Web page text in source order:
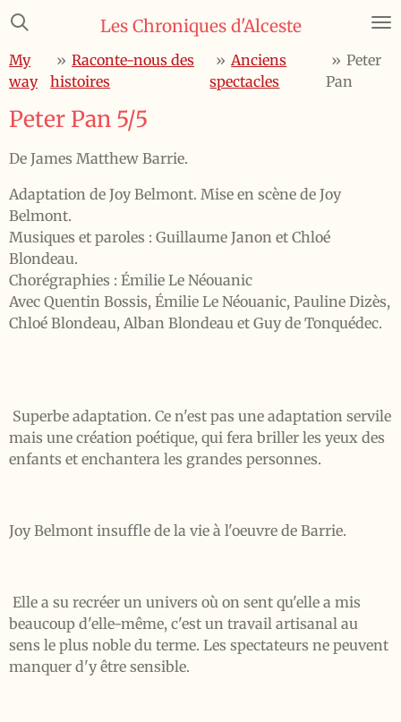
Passer
contenu
principal
Les Chroniques d'Alceste
My
way
» Raconte-nous des
histoires
» Anciens
spectacles
» Peter
Pan
Peter Pan 5/5
De James Matthew Barrie.
Adaptation de Joy Belmont. Mise en scène de Joy
Belmont.
Musiques et paroles : Guillaume Janon et Chloé
Blondeau.
Chorégraphies : Émilie Le Néouanic
Avec Quentin Bossis, Émilie Le Néouanic, Pauline Dizès,
Chloé Blondeau, Alban Blondeau et Guy de Tonquédec.
Superbe adaptation. Ce n'est pas une adaptation servile
mais une création poétique, qui fera briller les yeux des
enfants et enchantera les grandes personnes.
Joy Belmont insuffle de la vie à l'oeuvre de Barrie.
Elle a su recréer un univers où on sent qu'elle a mis
beaucoup d'elle-même, c'est un travail artisanal au
sens le plus noble du terme. Les spectateurs ne peuvent
manquer d'y être sensible.